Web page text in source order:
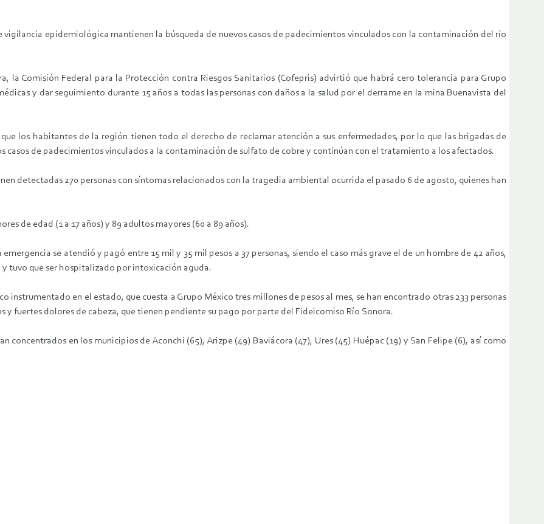
epidemiológica mantienen la búsqueda de nuevos casos de padecimientos vinculados con la contaminación del río
la Comisión Federal para la Protección contra Riesgos Sanitarios (Cofepris) advirtió que habrá cero tolerancia para Grupo
y dar seguimiento durante 15 años a todas las personas con daños a la salud por el derrame en la mina Buenavista del
los habitantes de la región tienen todo el derecho de reclamar atención a sus enfermedades, por lo que las brigadas de
de padecimientos vinculados a la contaminación de sulfato de cobre y continúan con el tratamiento a los afectados.
detectadas 270 personas con síntomas relacionados con la tragedia ambiental ocurrida el pasado 6 de agosto, quienes han
de edad (1 a 17 años) y 89 adultos mayores (60 a 89 años).
se atendió y pagó entre 15 mil y 35 mil pesos a 37 personas, siendo el caso más grave el de un hombre de 42 años,
tuvo que ser hospitalizado por intoxicación aguda.
instrumentado en el estado, que cuesta a Grupo México tres millones de pesos al mes, se han encontrado otras 233 personas
fuertes dolores de cabeza, que tienen pendiente su pago por parte del Fideicomiso Río Sonora.
concentrados en los municipios de Aconchi (65), Arizpe (49) Baviácora (47), Ures (45) Huépac (19) y San Felipe (6), así como